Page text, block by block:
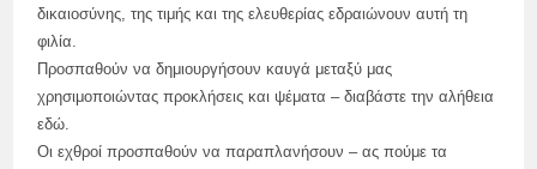
δικαιοσύνης, της τιμής και της ελευθερίας εδραιώνουν αυτή τη
φιλία.
Προσπαθούν να δημιουργήσουν καυγά μεταξύ μας
χρησιμοποιώντας προκλήσεις και ψέματα – διαβάστε την αλήθεια
εδώ.
Οι εχθροί προσπαθούν να παραπλανήσουν – ας πούμε τα